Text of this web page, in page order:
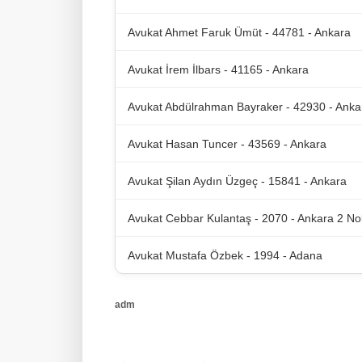
Avukat Ahmet Faruk Ümüt - 44781 - Ankara
Avukat İrem İlbars - 41165 - Ankara
Avukat Abdülrahman Bayraker - 42930 -
Avukat Hasan Tuncer - 43569 - Ankara
Avukat Şilan Aydın Üzgeç - 15841 - Ankara
Avukat Cebbar Kulantaş - 2070 - Ankara 2
Avukat Mustafa Özbek - 1994 - Adana
adm